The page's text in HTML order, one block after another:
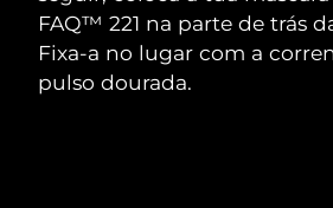
FAQ™ 221 na parte de trás
Fixa-a no lugar com a
pulso dourada.